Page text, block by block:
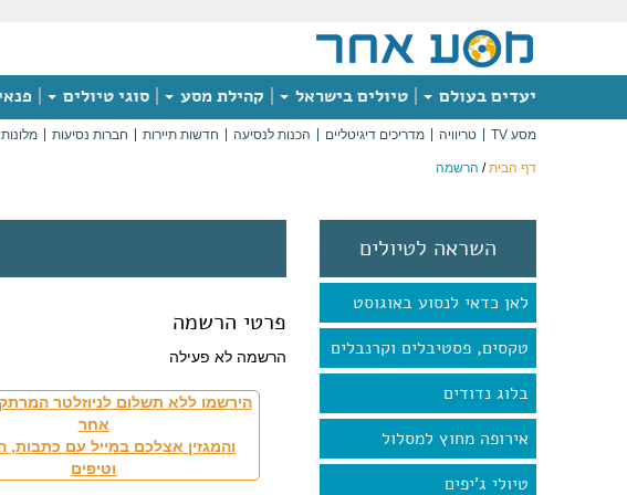
יעדים בעולם טיולים בישראל קהילת מסע סוגי טיולים
מסע TV טריוויה מדריכים דיגיטליים הכנות לנסיעה חדשות תיירות חברות נסיעות
דף הבית/ הרשמה
השראה לטיולים
לאן כדאי לנסוע באוגוסט
טקסים, פסטיבלים וקרנבלים
בלוג נדודים
אירופה מחוץ למסלול
טיולי ג'יפים
פרטי הרשמה
הרשמה לא פעילה
הירשמו ללא תשלום לניוזלטר
אחר
והמגזין אצלכם במייל עם כתבות,
וטיפים